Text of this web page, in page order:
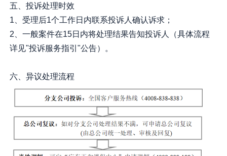
五、投诉处理时效
1、受理后1个工作日内联系投诉人确认诉求；
2、一般案件在15日内将处理结果告知投诉人（具体流程
详见"投诉服务指引"公告）。
六、异议处理流程